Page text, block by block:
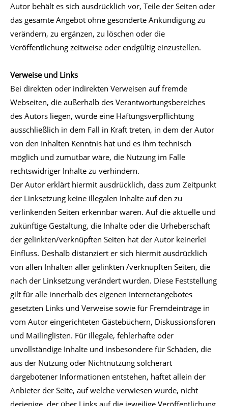
Autor behält es sich ausdrücklich vor, Teile der Seiten oder
das gesamte Angebot ohne gesonderte Ankündigung zu
verändern, zu ergänzen, zu löschen oder die
Veröffentlichung zeitweise oder endgültig einzustellen.
Verweise und Links
Bei direkten oder indirekten Verweisen auf fremde
Webseiten, die außerhalb des Verantwortungsbereiches
des Autors liegen, würde eine Haftungsverpflichtung
ausschließlich in dem Fall in Kraft treten, in dem der Autor
von den Inhalten Kenntnis hat und es ihm technisch
möglich und zumutbar wäre, die Nutzung im Falle
rechtswidriger Inhalte zu verhindern.
Der Autor erklärt hiermit ausdrücklich, dass zum Zeitpunkt
der Linksetzung keine illegalen Inhalte auf den zu
verlinkenden Seiten erkennbar waren. Auf die aktuelle und
zukünftige Gestaltung, die Inhalte oder die Urheberschaft
der gelinkten/verknüpften Seiten hat der Autor keinerlei
Einfluss. Deshalb distanziert er sich hiermit ausdrücklich
von allen Inhalten aller gelinkten /verknüpften Seiten, die
nach der Linksetzung verändert wurden. Diese Feststellung
gilt für alle innerhalb des eigenen Internetangebotes
gesetzten Links und Verweise sowie für Fremdeinträge in
vom Autor eingerichteten Gästebüchern, Diskussionsforen
und Mailinglisten. Für illegale, fehlerhafte oder
unvollständige Inhalte und insbesondere für Schäden, die
aus der Nutzung oder Nichtnutzung solcherart
dargebotener Informationen entstehen, haftet allein der
Anbieter der Seite, auf welche verwiesen wurde, nicht
derjenige, der über Links auf die jeweilige Veröffentlichung